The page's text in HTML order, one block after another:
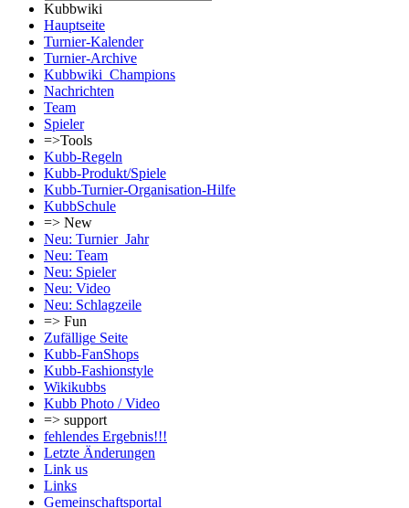
Kubbwiki
Hauptseite
Turnier-Kalender
Turnier-Archive
Kubbwiki_Champions
Nachrichten
Team
Spieler
=>Tools
Kubb-Regeln
Kubb-Produkt/Spiele
Kubb-Turnier-Organisation-Hilfe
KubbSchule
=> New
Neu: Turnier_Jahr
Neu: Team
Neu: Spieler
Neu: Video
Neu: Schlagzeile
=> Fun
Zufällige Seite
Kubb-FanShops
Kubb-Fashionstyle
Wikikubbs
Kubb Photo / Video
=> support
fehlendes Ergebnis!!!
Letzte Änderungen
Link us
Links
Gemeinschafts­portal